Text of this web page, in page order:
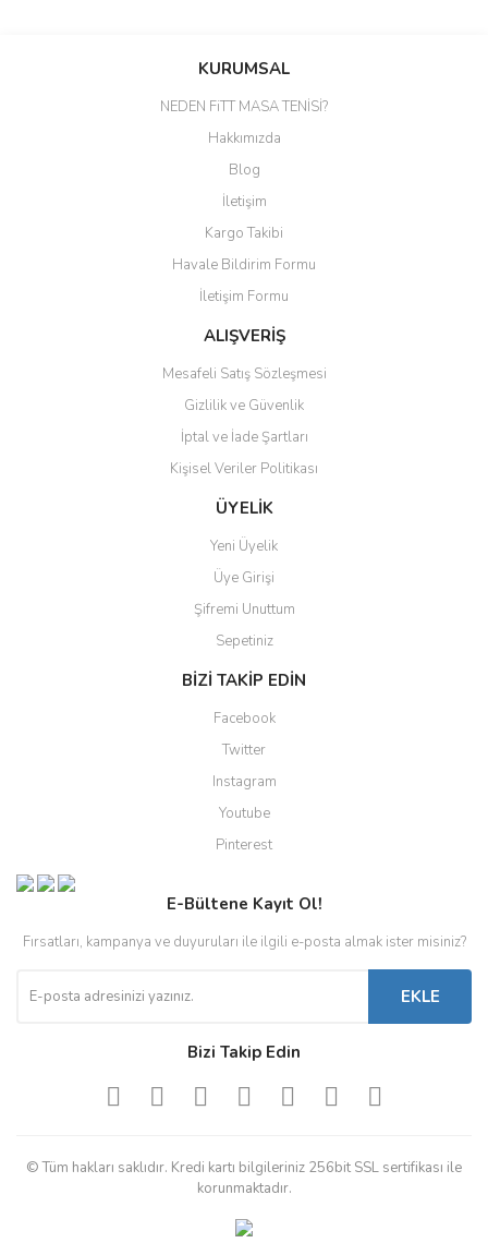
KURUMSAL
NEDEN FiTT MASA TENİSİ?
Hakkımızda
Blog
İletişim
Kargo Takibi
Havale Bildirim Formu
İletişim Formu
ALIŞVERİŞ
Mesafeli Satış Sözleşmesi
Gizlilik ve Güvenlik
İptal ve İade Şartları
Kişisel Veriler Politikası
ÜYELİK
Yeni Üyelik
Üye Girişi
Şifremi Unuttum
Sepetiniz
BİZİ TAKİP EDİN
Facebook
Twitter
Instagram
Youtube
Pinterest
E-Bültene Kayıt Ol!
Fırsatları, kampanya ve duyuruları ile ilgili e-posta almak ister misiniz?
EKLE
Bizi Takip Edin
© Tüm hakları saklıdır. Kredi kartı bilgileriniz 256bit SSL sertifikası ile
korunmaktadır.